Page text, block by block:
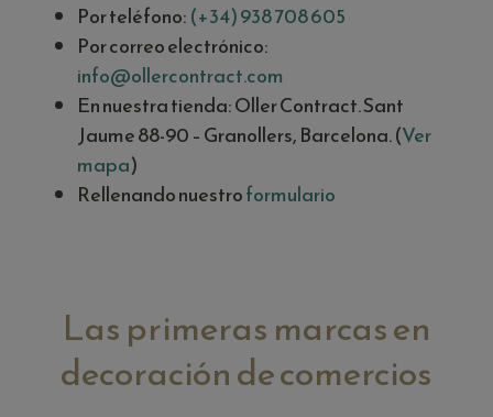
Por teléfono:(+34) 938 708 605
Por correo electrónico:
info@ollercontract.com
En nuestra tienda: Oller Contract. Sant
Jaume 88-90 – Granollers, Barcelona. (Ver
mapa)
Rellenando nuestroformulario
Las primeras marcas en
decoración de comercios